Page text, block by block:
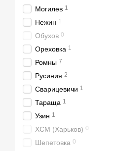
Могилев 1
Нежин 1
Обухов 0
Ореховка 1
Ромны 7
Русиния 2
Сварицевичи 1
Тараща 1
Узин 1
ХСМ (Харьков) 0
Шепетовка 0